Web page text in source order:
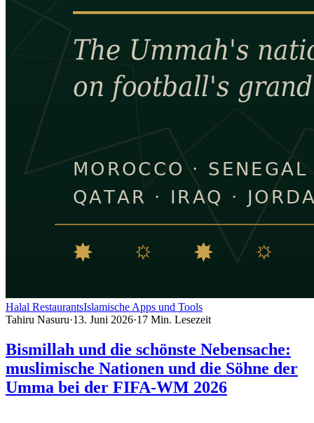
Halal RestaurantsIslamische Apps und Tools
Tahiru Nasuru·13. Juni 2026·17 Min. Lesezeit
Bismillah und die schönste Nebensache:
muslimische Nationen und die Söhne der
Umma bei der FIFA-WM 2026